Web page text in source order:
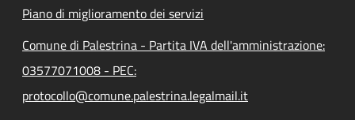
Piano di miglioramento dei servizi
Comune di Palestrina - Partita IVA dell'amministrazione:
03577071008 - PEC:
protocollo@comune.palestrina.legalmail.it